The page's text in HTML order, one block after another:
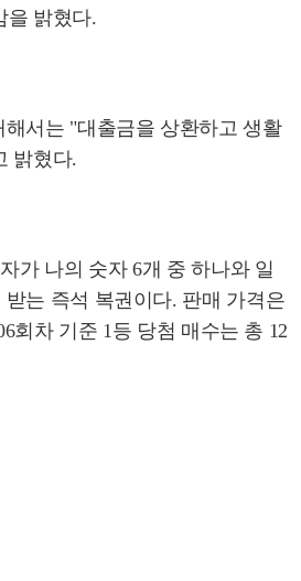
을 밝혔다.
서는 "대출금을 상환하고 생활
밝혔다.
가 나의 숫자 6개 중 하나와 일
는 즉석 복권이다. 판매 가격은
회차 기준 1등 당첨 매수는 총 12